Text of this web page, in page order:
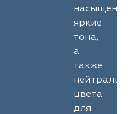
яркие
тона,
а
также
цвета
для